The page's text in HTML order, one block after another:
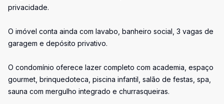
privacidade.
O imóvel conta ainda com lavabo, banheiro social, 3 vagas de
garagem e depósito privativo.
O condomínio oferece lazer completo com academia, espaço
gourmet, brinquedoteca, piscina infantil, salão de festas, spa,
sauna com mergulho integrado e churrasqueiras.